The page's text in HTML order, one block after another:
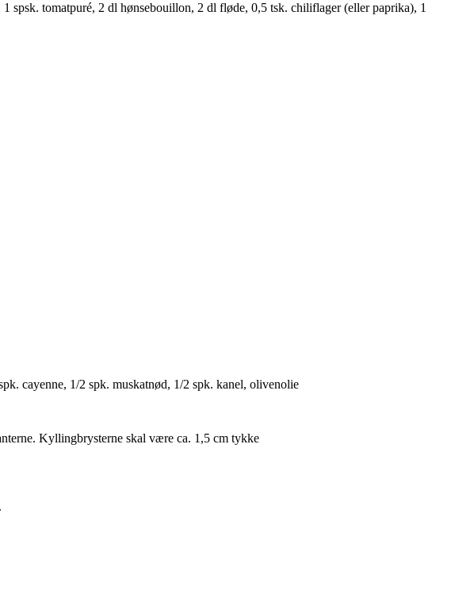
tomatpuré, 2 dl hønsebouillon, 2 dl fløde, 0,5 tsk. chiliflager (eller paprika), 1
cayenne, 1/2 spk. muskatnød, 1/2 spk. kanel, olivenolie
Kyllingbrysterne skal være ca. 1,5 cm tykke